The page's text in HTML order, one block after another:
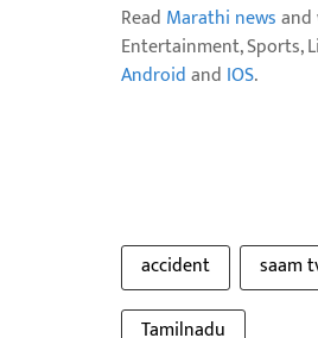
Read Marathi newsand
Entertainment, Sports,
Androidand IOS.
accident saam
Tamilnadu